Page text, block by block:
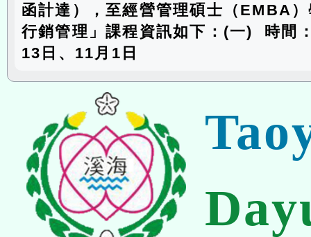
函計達），至經營管理碩士（EMBA
行銷管理」課程資訊如下：(一) 時間
13日、11月1日